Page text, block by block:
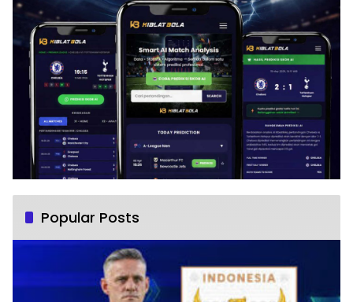
Popular Posts